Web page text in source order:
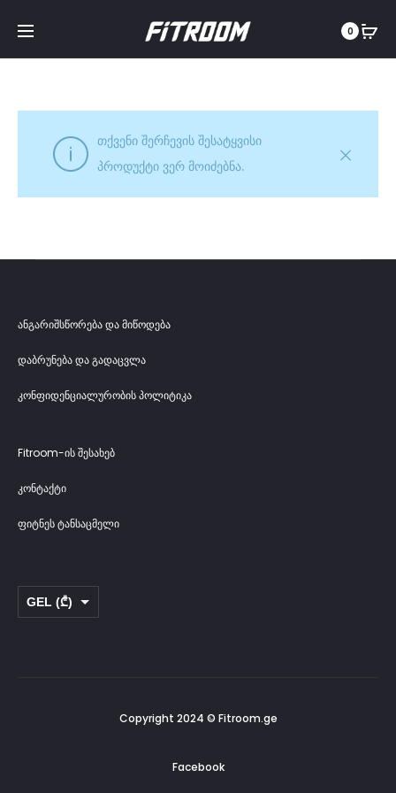
0
თქვენი შერჩევის შესატყვისი
პროდუქტი ვერ მოიძებნა.
ანგარიშსწორება და მიწოდება
დაბრუნება და გადაცვლა
კონფიდენციალურობის პოლიტიკა
Fitroom-ის შესახებ
კონტაქტი
ფიტნეს ტანსაცმელი
GEL (₾)
Copyright 2024 © Fitroom.ge
Facebook